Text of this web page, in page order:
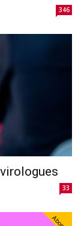
346
33